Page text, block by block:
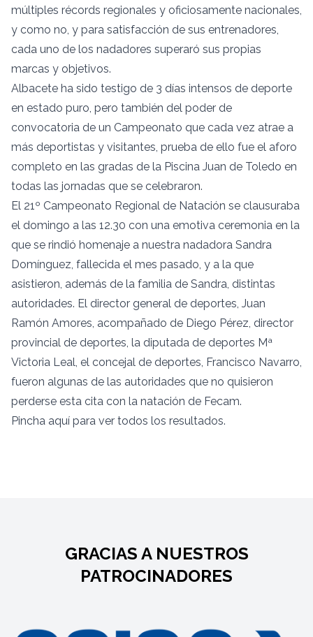
múltiples récords regionales y oficiosamente nacionales,
y como no, y para satisfacción de sus entrenadores,
cada uno de los nadadores superaró sus propias
marcas y objetivos.
Albacete ha sido testigo de 3 días intensos de deporte
en estado puro, pero también del poder de
convocatoria de un Campeonato que cada vez atrae a
más deportistas y visitantes, prueba de ello fue el aforo
completo en las gradas de la Piscina Juan de Toledo en
todas las jornadas que se celebraron.
El 21º Campeonato Regional de Natación se clausuraba
el domingo a las 12.30 con una emotiva ceremonia en la
que se rindió homenaje a nuestra nadadora Sandra
Domínguez, fallecida el mes pasado, y a la que
asistieron, además de la familia de Sandra, distintas
autoridades. El director general de deportes, Juan
Ramón Amores, acompañado de Diego Pérez, director
provincial de deportes, la diputada de deportes Mª
Victoria Leal, el concejal de deportes, Francisco Navarro,
fueron algunas de las autoridades que no quisieron
perderse esta cita con la natación de Fecam.
Pincha aquí para ver todos los resultados.
GRACIAS A NUESTROS
PATROCINADORES